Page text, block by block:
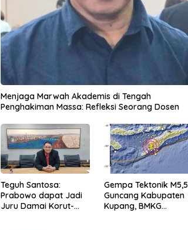
Menjaga Marwah Akademis di Tengah
Penghakiman Massa: Refleksi Seorang Dosen
Teguh Santosa:
Prabowo dapat Jadi
Juru Damai Korut-
Gempa Tektonik M5,5
Guncang Kabupaten
Kupang, BMKG